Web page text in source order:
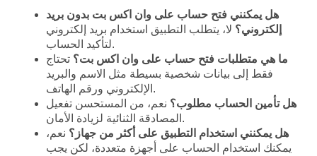
هل يمكنني فتح حساب على وان اكس بت بدون بريد
إلكتروني؟ لا، يتطلب التطبيق استخدام بريد إلكتروني
لتأكيد الحساب.
ما هي متطلبات فتح حساب على وان اكس بت؟ تحتاج
فقط إلى بيانات شخصية بسيطة مثل الاسم والبريد
الإلكتروني ورقم الهاتف.
هل تأمين الحساب مطلوب؟ نعم، من المستحسن تفعيل
المصادقة الثنائية لزيادة الأمان.
هل يمكنني استخدام التطبيق على أكثر من جهاز؟ نعم،
يمكنك استخدام الحساب على أجهزة متعددة، لكن يجب